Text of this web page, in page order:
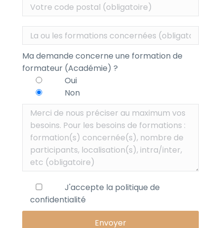
Ma demande concerne une formation de
formateur (Académie) ?
Oui
Non
J'accepte la politique de
confidentialité